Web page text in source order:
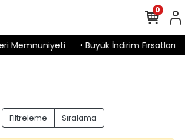
Memnuniyeti • Büyük İndirim Fırsatları
0
Filtreleme Sıralama